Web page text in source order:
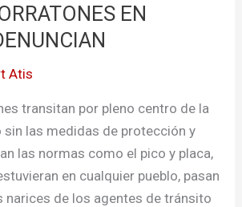
EN
Atis
transitan por pleno centro de la
sin las medidas de protección y
las normas como el pico y placa,
en cualquier pueblo, pasan
narices de los agentes de tránsito